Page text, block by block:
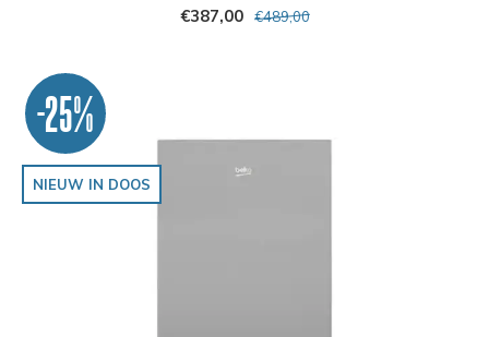
€387,00 €489,00
-25%
NIEUW IN DOOS